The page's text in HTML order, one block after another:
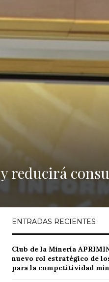
reducirá
ENTRADAS RECIENTES
Club de la Minería
nuevo rol estratégico de
para la competitividad